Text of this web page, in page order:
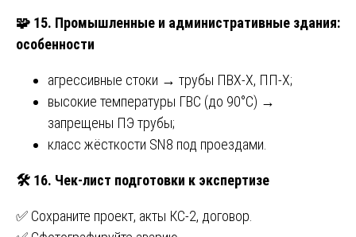
🧩 15. Промышленные и административные здания:
особенности
агрессивные стоки → трубы ПВХ-Х, ПП-Х;
высокие температуры ГВС (до 90°C) →
запрещены ПЭ трубы;
класс жёсткости SN8 под проездами.
🛠 ️ 16. Чек-лист подготовки к экспертизе
✅ Сохраните проект, акты КС-2, договор.